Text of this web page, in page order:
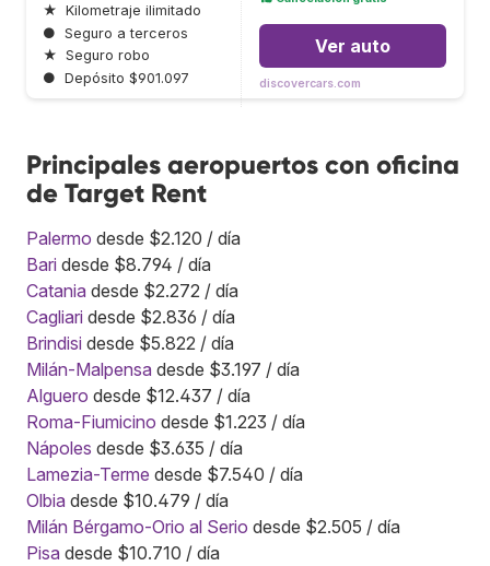
★ Kilometraje ilimitado
● Seguro a terceros
★ Seguro robo
● Depósito $901.097
Ver auto
discovercars.com
Principales aeropuertos con oficina
de Target Rent
Palermo desde $2.120 / día
Bari desde $8.794 / día
Catania desde $2.272 / día
Cagliari desde $2.836 / día
Brindisi desde $5.822 / día
Milán-Malpensa desde $3.197 / día
Alguero desde $12.437 / día
Roma-Fiumicino desde $1.223 / día
Nápoles desde $3.635 / día
Lamezia-Terme desde $7.540 / día
Olbia desde $10.479 / día
Milán Bérgamo-Orio al Serio desde $2.505 / día
Pisa desde $10.710 / día